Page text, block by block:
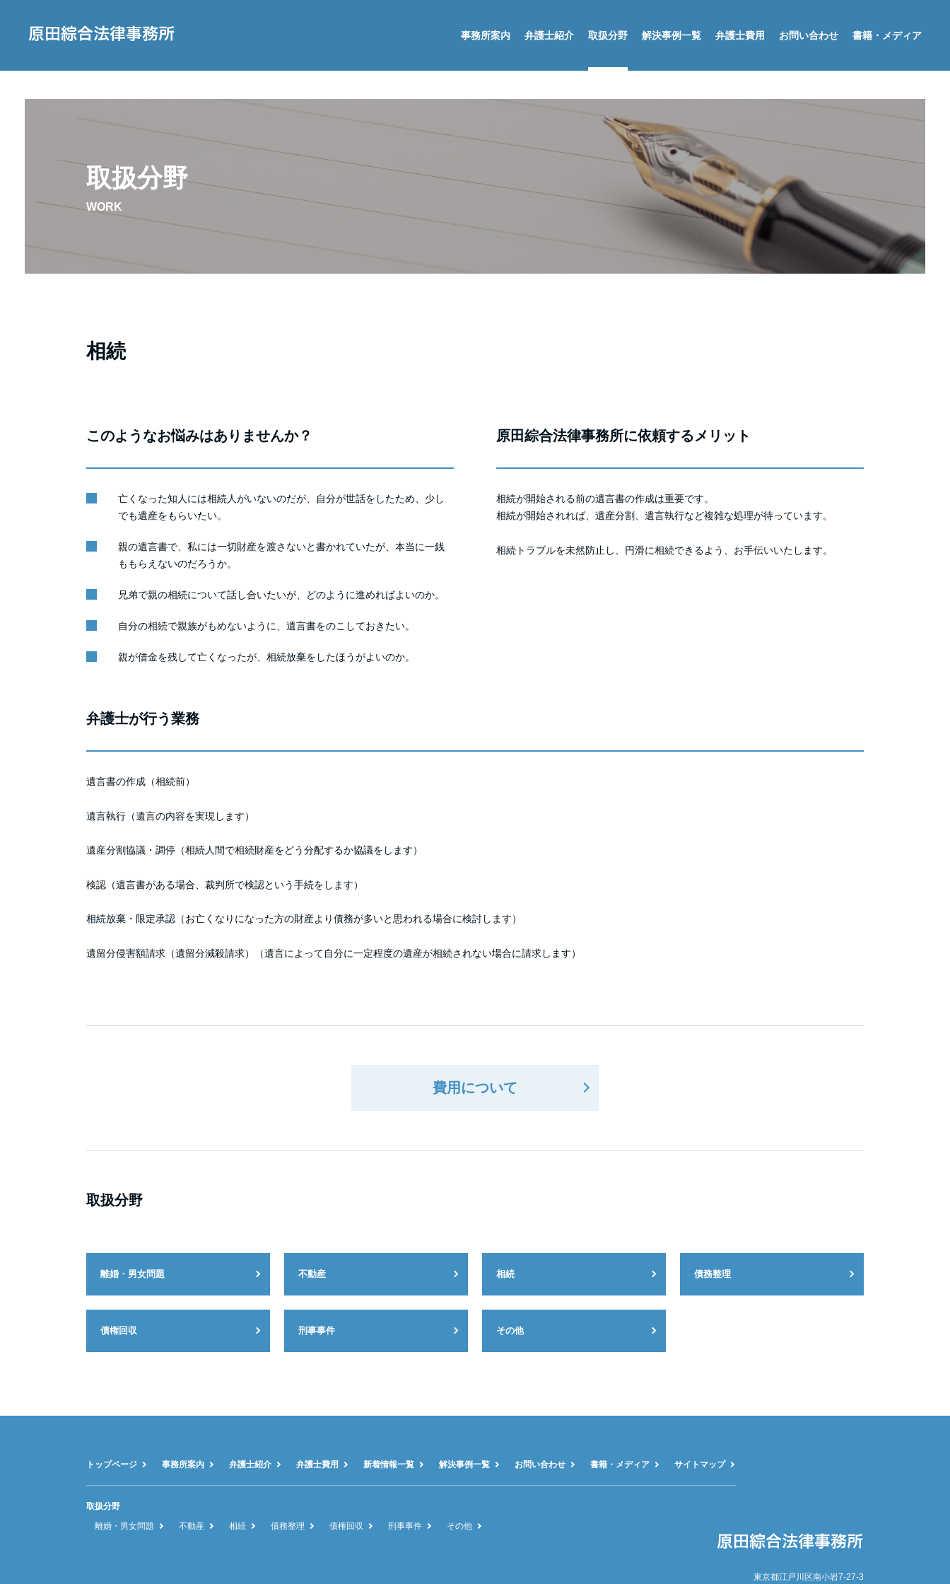
事務所案内 弁護士紹介 取扱分野 解決事例一覧 弁護士費用 お問い合わせ 書籍・メディア
取扱分野
WORK
相続
このようなお悩みはありませんか？
亡くなった知人には相続人がいないのだが、自分が世話をしたため、少し
でも遺産をもらいたい。
親の遺言書で、私には一切財産を渡さないと書かれていたが、本当に一銭
ももらえないのだろうか。
兄弟で親の相続について話し合いたいが、どのように進めればよいのか。
自分の相続で親族がもめないように、遺言書をのこしておきたい。
親が借金を残して亡くなったが、相続放棄をしたほうがよいのか。
原田綜合法律事務所に依頼するメリット
相続が開始される前の遺言書の作成は重要です。
相続が開始されれば、遺産分割、遺言執行など複雑な処理が待っています。
相続トラブルを未然防止し、円滑に相続できるよう、お手伝いいたします。
弁護士が行う業務
遺言書の作成（相続前）
遺言執行（遺言の内容を実現します）
遺産分割協議・調停（相続人間で相続財産をどう分配するか協議をします）
検認（遺言書がある場合、裁判所で検認という手続をします）
相続放棄・限定承認（お亡くなりになった方の財産より債務が多いと思われる場合に検討します）
遺留分侵害額請求（遺留分減殺請求）（遺言によって自分に一定程度の遺産が相続されない場合に請求します）
費用について
取扱分野
離婚・男女問題 不動産 相続 債務整理
債権回収 刑事事件 その他
トップページ 事務所案内 弁護士紹介 弁護士費用 新着情報一覧 解決事例一覧 お問い合わせ 書籍・メディア サイトマップ
取扱分野
離婚・男女問題
不動産 相続 債務整理 債権回収 刑事事件 その他
東京都江戸川区南小岩7-27-3